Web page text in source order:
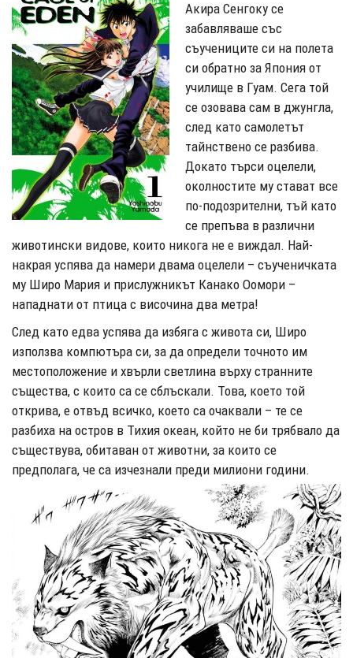
Акира Сенгоку се
забавляваше със
съучениците си на полета
си обратно за Япония от
училище в Гуам. Сега той
се озовава сам в джунгла,
след като самолетът
тайнствено се разбива.
Докато търси оцелели,
околностите му стават все
по-подозрителни, тъй като
се препъва в различни
животински видове, които никога не е виждал. Най-
накрая успява да намери двама оцелели – съученичката
му Широ Мария и прислужникът Канако Оомори –
нападнати от птица с височина два метра!
След като едва успява да избяга с живота си, Широ
използва компютъра си, за да определи точното им
местоположение и хвърли светлина върху странните
същества, с които са се сблъскали. Това, което той
открива, е отвъд всичко, което са очаквали – те се
разбиха на остров в Тихия океан, който не би трябвало да
съществува, обитаван от животни, за които се
предполага, че са изчезнали преди милиони години.